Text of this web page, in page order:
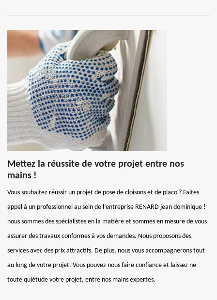
Mettez la réussite de votre projet entre nos
mains !
Vous souhaitez réussir un projet de pose de cloisons et de placo ? Faites
appel à un professionnel au sein de l’entreprise RENARD jean dominique !
nous sommes des spécialistes en la matière et sommes en mesure de vous
assurer des travaux conformes à vos demandes. Nous proposons des
services avec des prix attractifs. De plus, nous vous accompagnerons tout
au long de votre projet. Vous pouvez nous faire confiance et laissez ne
toute quiétude votre projet, entre nos mains expertes.